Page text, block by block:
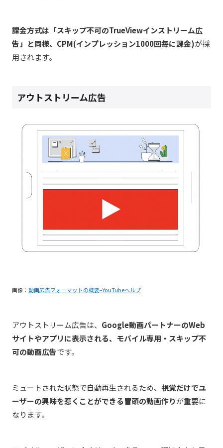
課金方式は「スキップ不可のTrueViewインストリーム広
告」と同様、CPM(インプレッション1000回毎に課金)が採
用されます。
アウトストリーム広告
画像： 動画広告フォーマットの概要−YouTubeヘルプ
アウトストリーム広告は、 Google動画パートナーのWeb
サイトやアプリに表示される、モバイル専用・スキップ不
可の動画広告です。
ミュートされた状態で自動再生されるため、 視覚だけでユ
ーザーの興味を惹くことができる冒頭の動画作りが重要に
なります。